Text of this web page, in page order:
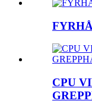
CPU